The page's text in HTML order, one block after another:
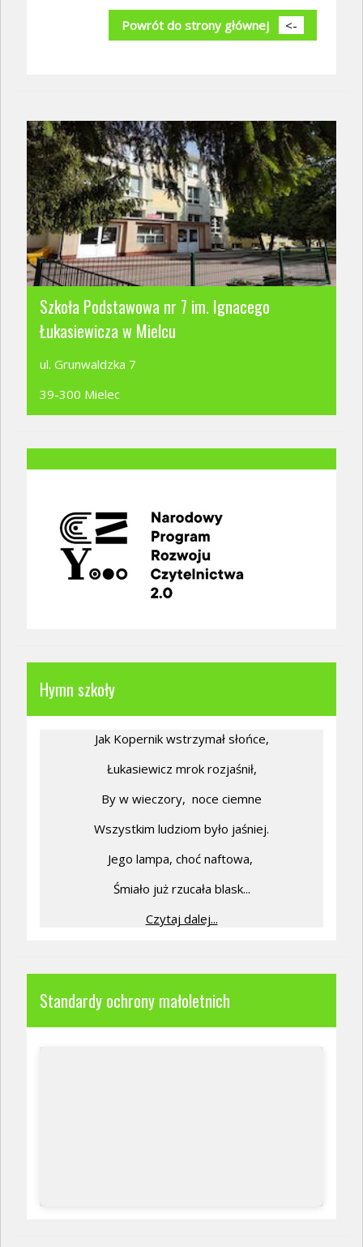
Powrót do strony głównej <-
Szkoła Podstawowa nr 7 im. Ignacego
Łukasiewicza w Mielcu
ul. Grunwaldzka 7
39-300 Mielec
Hymn szkoły
Jak Kopernik wstrzymał słońce,
Łukasiewicz mrok rozjaśnił,
By w wieczory, noce ciemne
Wszystkim ludziom było jaśniej.
Jego lampa, choć naftowa,
Śmiało już rzucała blask...
Czytaj dalej...
Standardy ochrony małoletnich